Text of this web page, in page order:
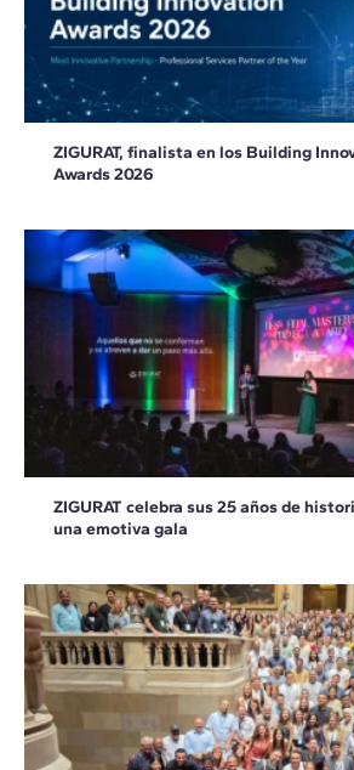
ZIGURAT, finalista en los Building
Awards 2026
ZIGURAT celebra sus 25 años de
una emotiva gala